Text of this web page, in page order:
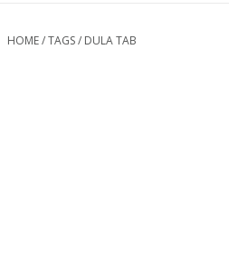
HOME/TAGS/ DULA TAB